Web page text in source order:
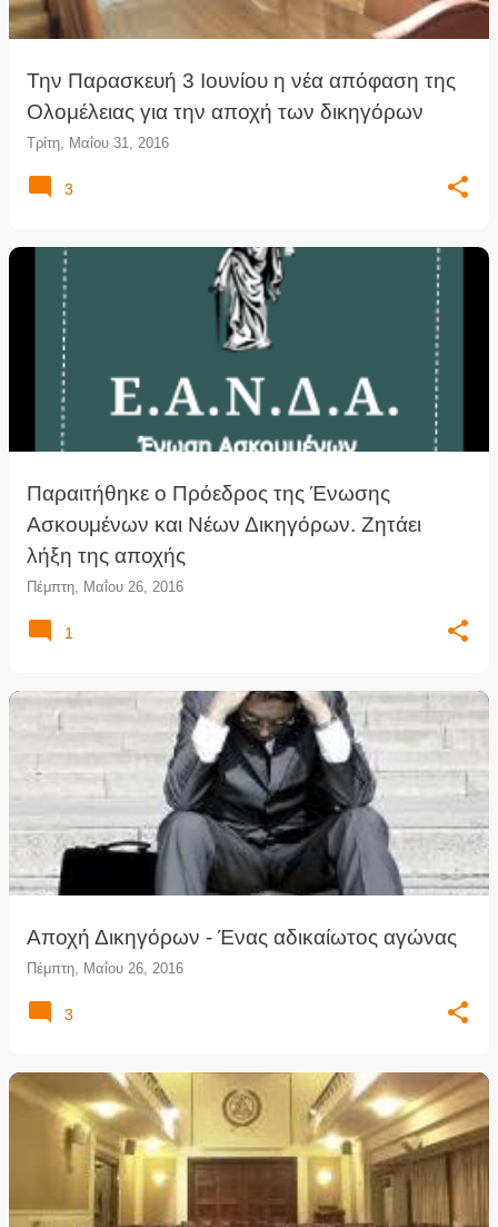
Την Παρασκευή 3 Ιουνίου η νέα απόφαση της
Ολομέλειας για την αποχή των δικηγόρων
Τρίτη, Μαΐου 31, 2016
3
Παραιτήθηκε ο Πρόεδρος της Ένωσης
Ασκουμένων και Νέων Δικηγόρων. Ζητάει
λήξη της αποχής
Πέμπτη, Μαΐου 26, 2016
1
Αποχή Δικηγόρων - Ένας αδικαίωτος αγώνας
Πέμπτη, Μαΐου 26, 2016
3